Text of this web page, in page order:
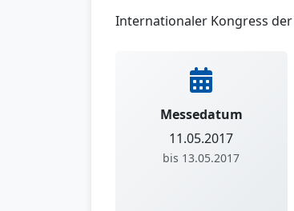
Internationaler Kongress
Messedatum
11.05.2017
bis 13.05.2017